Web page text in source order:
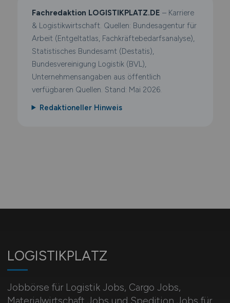
Fachredaktion LOGISTIKPLATZ.DE – Karriere
& Logistikwirtschaft. Quellen: Bundesagentur für
Arbeit (Entgeltatlas, Fachkräftebedarfsanalyse),
Statistisches Bundesamt (Destatis),
Bundesvereinigung Logistik (BVL),
Unternehmensangaben aus öffentlich
verfügbaren Quellen. Stand: Mai 2026.
Redaktioneller Hinweis
LOGISTIKPLATZ
Jobbörse für Logistik Jobs, Cargo Jobs,
Materialwirtschaft Jobs und Spedition Jobs für